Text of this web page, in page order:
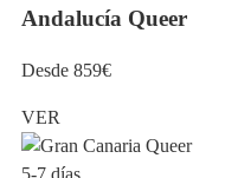
Andalucía Queer
Desde 859€
VER